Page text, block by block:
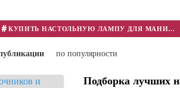
# КУПИТЬ НАСТОЛЬНУЮ ЛАМПУ ДЛЯ МАНИКЮРА
по популярности
Подборка лучших